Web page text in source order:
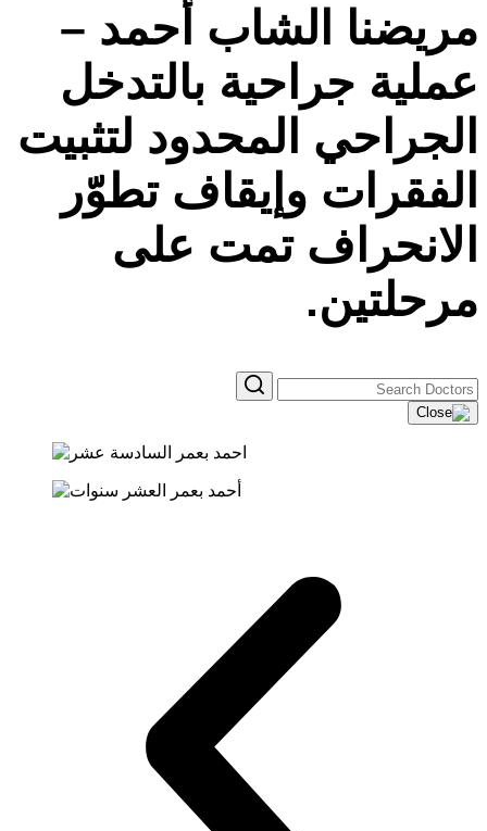
مريضنا الشاب أحمد –
عملية جراحية بالتدخل
الجراحي المحدود لتثبيت
الفقرات وإيقاف تطوّر
الانحراف تمت على
مرحلتين.